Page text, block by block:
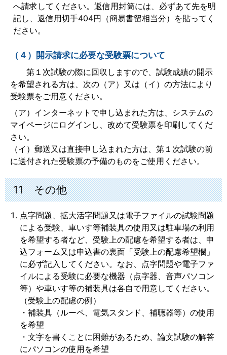
へ請求してください。返信用封筒には、必ずあて先を明
記し、返信用切手404円（簡易書留相当分）を貼ってく
ださい。
（４）開示請求に必要な受験票について
第１次試験の際に回収しますので、試験成績の開示
を希望される方は、次の（ア）又は（イ）の方法により
受験票をご用意ください。
（ア）インターネットで申し込まれた方は、システムの
マイページにログインし、改めて受験票を印刷してくだ
さい。
（イ）郵送又は直接申し込まれた方は、第１次試験の前
に送付された受験票の予備のものをご使用ください。
11 その他
点字問題、拡大活字問題又は電子ファイルの試験問題
による受験、車いす等補装具の使用又は駐車場の利用
を希望する者など、受験上の配慮を希望する者は、申
込フォーム又は申込書の裏面「受験上の配慮希望欄」
に必ず記入してください。なお、点字問題や電子ファ
イルによる受験に必要な機器（点字器、音声パソコン
等）や車いす等の補装具は各自で用意してください。
（受験上の配慮の例）
・補装具（ルーペ、電気スタンド、補聴器等）の使用
を希望
・文字を書くことに困難があるため、論文試験の解答
にパソコンの使用を希望